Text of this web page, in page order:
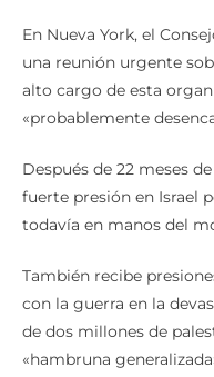
En Nueva York, el
una reunión urgente
alto cargo de esta
«probablemente
Después de 22 meses
fuerte presión en Israel
todavía en manos del
También recibe
con la guerra en la
de dos millones de
«hambruna